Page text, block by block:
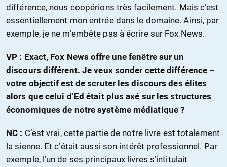
différence, nous coopérions très facilement. Mais c’est
essentiellement mon entrée dans le domaine. Ainsi, par
exemple, je ne m’embête pas à écrire sur Fox News.
VP : Exact, Fox News offre une fenêtre sur un
discours différent. Je veux sonder cette différence –
votre objectif est de scruter les discours des élites
alors que celui d’Ed était plus axé sur les structures
économiques de notre système médiatique ?
NC : C’est vrai, cette partie de notre livre est totalement
la sienne. Et c’était aussi son intérêt professionnel. Par
exemple, l’un de ses principaux livres s’intitulait